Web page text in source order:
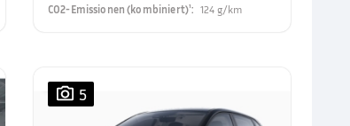
CO2-Emissionen (kombiniert)¹: 124 g/km
5